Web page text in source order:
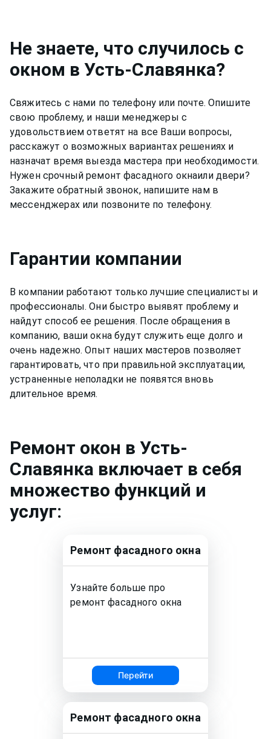
Не знаете, что случилось с
окном в Усть-Славянка?
Свяжитесь с нами по телефону или почте. Опишите
свою проблему, и наши менеджеры с
удовольствием ответят на все Ваши вопросы,
расскажут о возможных вариантах решениях и
назначат время выезда мастера при необходимости.
Нужен срочный ремонтфасадного окнаили двери?
Закажите обратный звонок, напишите нам в
мессенджерах или позвоните по телефону.
Гарантии компании
В компании работают только лучшие специалисты и
профессионалы. Они быстро выявят проблему и
найдут способ ее решения. После обращения в
компанию, ваши окна будут служить еще долго и
очень надежно. Опыт наших мастеров позволяет
гарантировать, что при правильной эксплуатации,
устраненные неполадки не появятся вновь
длительное время.
Ремонт окон в Усть-
Славянка включает в себя
множество функций и
услуг:
Ремонт фасадного окна
Узнайте больше про
ремонтфасадного окна
Перейти
Ремонт фасадного окна